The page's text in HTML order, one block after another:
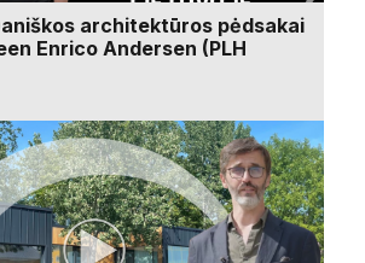
architektūros pėdsakai
Enrico Andersen (PLH